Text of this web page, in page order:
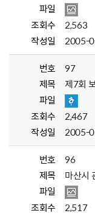
파일
조회수
2,563
작성일
2005-
번호
97
제목
제7회
파일
조회수
2,467
작성일
2005-
번호
96
제목
마산시
파일
조회수
2,517